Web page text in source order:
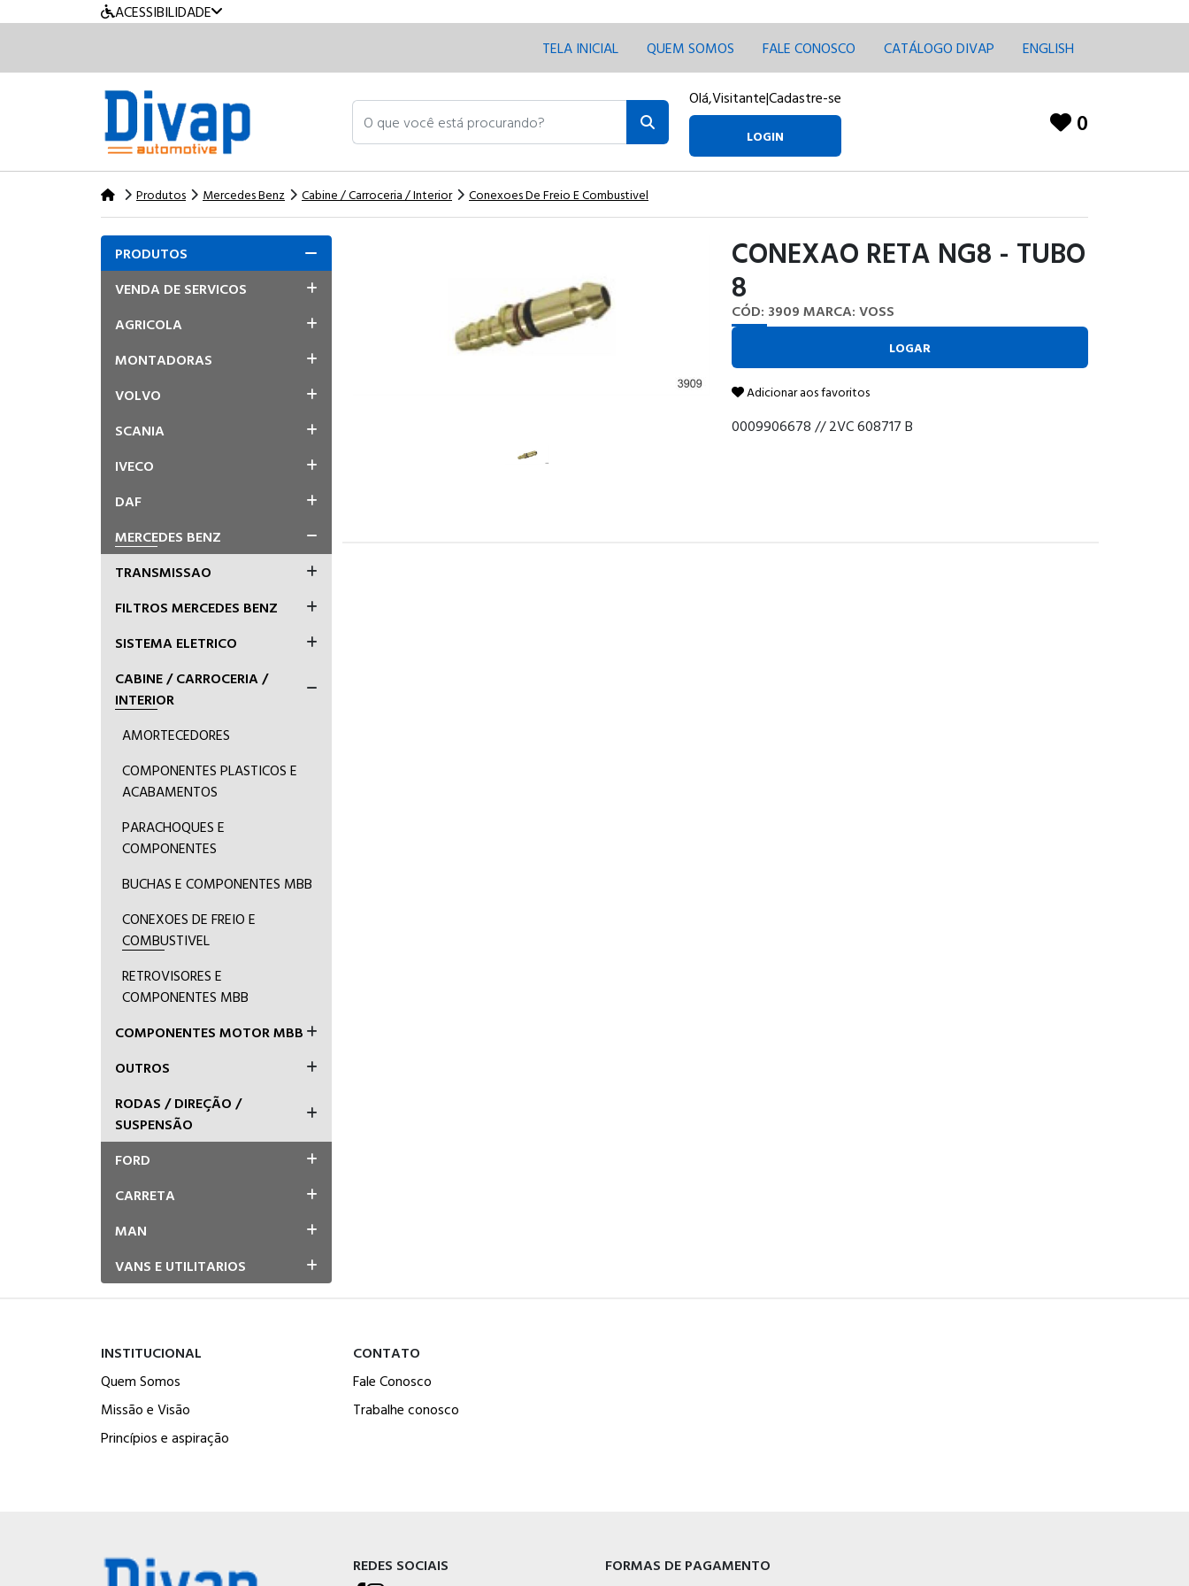
ACESSIBILIDADE
TELA INICIAL
QUEM SOMOS FALE CONOSCO CATÁLOGO DIVAP ENGLISH
O que você está procurando? Olá,Visitante|Cadastre-se
LOGIN 0
Produtos Mercedes Benz Cabine / Carroceria / Interior Conexoes De Freio E Combustivel
PRODUTOS
VENDA DE SERVICOS
AGRICOLA
MONTADORAS
VOLVO
SCANIA
IVECO
DAF
MERCEDES BENZ
TRANSMISSAO
FILTROS MERCEDES BENZ
SISTEMA ELETRICO
CABINE / CARROCERIA /
INTERIOR
AMORTECEDORES
COMPONENTES PLASTICOS E
ACABAMENTOS
PARACHOQUES E
COMPONENTES
BUCHAS E COMPONENTES MBB
CONEXOES DE FREIO E
COMBUSTIVEL
RETROVISORES E
COMPONENTES MBB
COMPONENTES MOTOR MBB
OUTROS
RODAS / DIREÇÃO /
SUSPENSÃO
FORD
CARRETA
MAN
VANS E UTILITARIOS
CONEXAO RETA NG8 - TUBO
8
CÓD: 3909 MARCA: VOSS
LOGAR
Adicionar aos favoritos
0009906678 // 2VC 608717 B
INSTITUCIONAL
Quem Somos
Missão e Visão
Princípios e aspiração
CONTATO
Fale Conosco
Trabalhe conosco
REDES SOCIAIS FORMAS DE PAGAMENTO